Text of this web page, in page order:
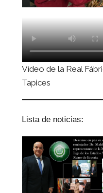
Vídeo de la Real
Tapices
Lista de noticias: